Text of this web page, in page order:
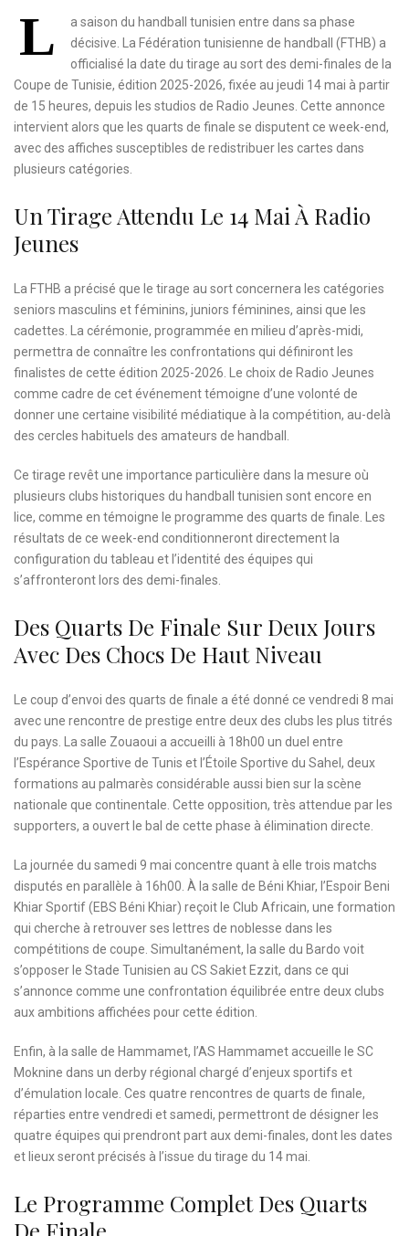
L
a saison du handball tunisien entre dans sa phase
décisive. La Fédération tunisienne de handball (FTHB) a
officialisé la date du tirage au sort des demi-finales de la
Coupe de Tunisie, édition 2025-2026, fixée au jeudi 14 mai à partir
de 15 heures, depuis les studios de Radio Jeunes. Cette annonce
intervient alors que les quarts de finale se disputent ce week-end,
avec des affiches susceptibles de redistribuer les cartes dans
plusieurs catégories.
Un Tirage Attendu Le 14 Mai À Radio
Jeunes
La FTHB a précisé que le tirage au sort concernera les catégories
seniors masculins et féminins, juniors féminines, ainsi que les
cadettes. La cérémonie, programmée en milieu d’après-midi,
permettra de connaître les confrontations qui définiront les
finalistes de cette édition 2025-2026. Le choix de Radio Jeunes
comme cadre de cet événement témoigne d’une volonté de
donner une certaine visibilité médiatique à la compétition, au-delà
des cercles habituels des amateurs de handball.
Ce tirage revêt une importance particulière dans la mesure où
plusieurs clubs historiques du handball tunisien sont encore en
lice, comme en témoigne le programme des quarts de finale. Les
résultats de ce week-end conditionneront directement la
configuration du tableau et l’identité des équipes qui
s’affronteront lors des demi-finales.
Des Quarts De Finale Sur Deux Jours
Avec Des Chocs De Haut Niveau
Le coup d’envoi des quarts de finale a été donné ce vendredi 8 mai
avec une rencontre de prestige entre deux des clubs les plus titrés
du pays. La salle Zouaoui a accueilli à 18h00 un duel entre
l’Espérance Sportive de Tunis et l’Étoile Sportive du Sahel, deux
formations au palmarès considérable aussi bien sur la scène
nationale que continentale. Cette opposition, très attendue par les
supporters, a ouvert le bal de cette phase à élimination directe.
La journée du samedi 9 mai concentre quant à elle trois matchs
disputés en parallèle à 16h00. À la salle de Béni Khiar, l’Espoir Beni
Khiar Sportif (EBS Béni Khiar) reçoit le Club Africain, une formation
qui cherche à retrouver ses lettres de noblesse dans les
compétitions de coupe. Simultanément, la salle du Bardo voit
s’opposer le Stade Tunisien au CS Sakiet Ezzit, dans ce qui
s’annonce comme une confrontation équilibrée entre deux clubs
aux ambitions affichées pour cette édition.
Enfin, à la salle de Hammamet, l’AS Hammamet accueille le SC
Moknine dans un derby régional chargé d’enjeux sportifs et
d’émulation locale. Ces quatre rencontres de quarts de finale,
réparties entre vendredi et samedi, permettront de désigner les
quatre équipes qui prendront part aux demi-finales, dont les dates
et lieux seront précisés à l’issue du tirage du 14 mai.
Le Programme Complet Des Quarts